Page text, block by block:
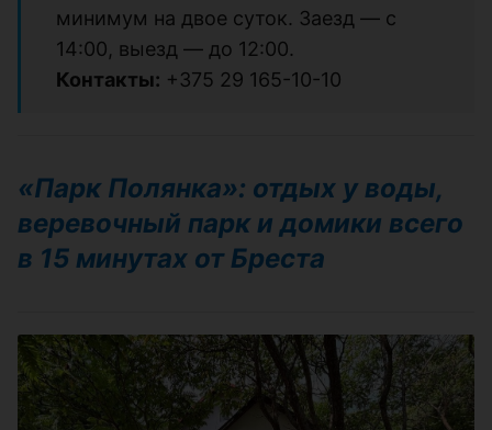
минимум на двое суток. Заезд — с
14:00, выезд — до 12:00.
Контакты: +375 29 165-10-10
«Парк Полянка»: отдых у воды,
веревочный парк и домики всего
в 15 минутах от Бреста